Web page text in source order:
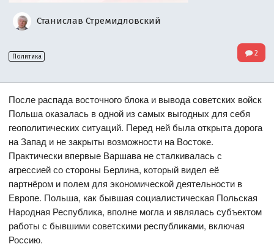
Станислав Стремидловский
Политика 2
После распада восточного блока и вывода советских войск
Польша оказалась в одной из самых выгодных для себя
геополитических ситуаций. Перед ней была открыта дорога
на Запад и не закрыты возможности на Востоке.
Практически впервые Варшава не сталкивалась с
агрессией со стороны Берлина, который видел её
партнёром и полем для экономической деятельности в
Европе. Польша, как бывшая социалистическая Польская
Народная Республика, вполне могла и являлась субъектом
работы с бывшими советскими республиками, включая
Россию.